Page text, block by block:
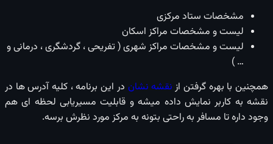
مشخصات ستاد مرکزی
لیست و مشخصات مراکز اسکان
لیست و مشخصات مراکز شهری ( تفریحی ، گردشگری ، درمانی و
… )
همچنین با بهره گرفتن از نقشه نشان در این برنامه ، کلیه آدرس ها در
نقشه به کاربر نمایش داده میشه و قابلیت مسیریابی لحظه ای هم
وجود داره تا مسافر به راحتی بتونه به مرکز مورد نظرش برسه.